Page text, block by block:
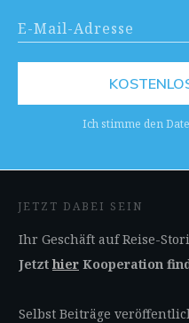
Ich stimme den
JETZT DABEI SEIN
Ihr Geschäft auf Reise-
Jetzthier Kooperation
Selbst Beiträge